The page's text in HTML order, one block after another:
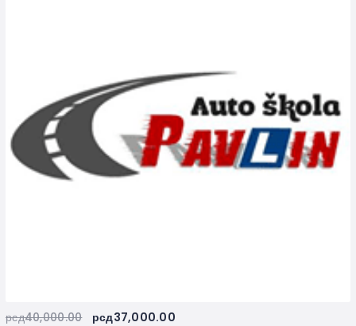
рсд40,000.00 рсд37,000.00